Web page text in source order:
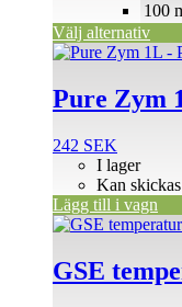
100
Välj alternativ
på
produktsidan
Pure Zym
242 SEK
I lager
Kan
Lägg till i vagn
GSE